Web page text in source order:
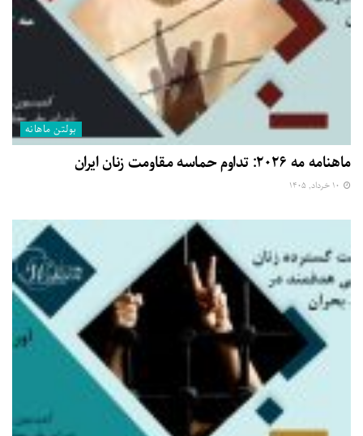
بولتن ماهانه
ماهنامه مه ۲۰۲۶: تداوم حماسه مقاومت زنان ایران